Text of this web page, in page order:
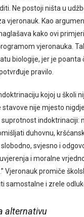
Ne postoji ništa u
vjeronauk. Kao
kako ovi
vjeronauka.
biologije, jer je
pravilo.
kojoj u školi
nije mjesto
indoktrinaciji:
duhovnu,
svjesno i
i moralne
Vjeronauk promiče
samostalne i zrele
alternativu